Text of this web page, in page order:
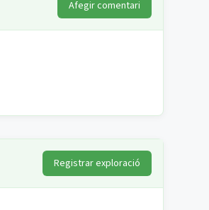
Afegir comentari
Registrar exploració